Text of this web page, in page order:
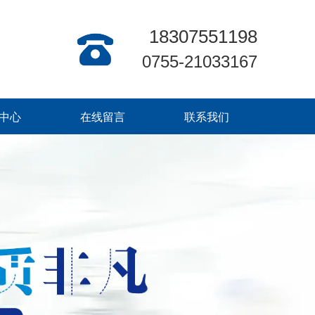
18307551198
0755-21033167
心 在线留言 联系我们